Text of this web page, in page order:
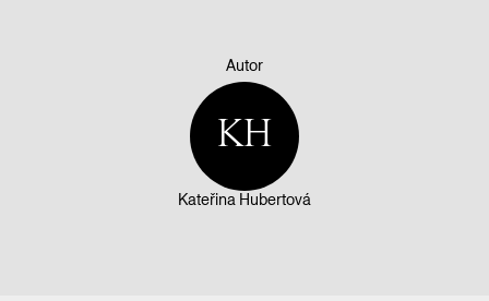
Autor
KH
Kateřina Hubertová